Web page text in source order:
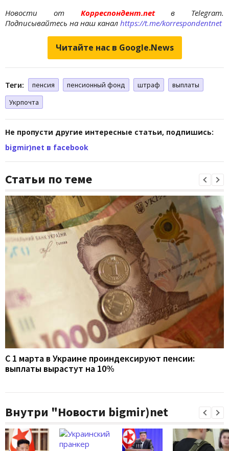
Новости отКорреспондент.netв Telegram.
Подписывайтесь на наш канал https://t.me/korrespondentnet
Читайте нас в Google.News
Теги: пенсия пенсионный фонд штраф
выплаты
Укрпочта
Не пропусти другие интересные статьи, подпишись:
bigmir)net в facebook
Статьи по теме
С 1 марта в Украине проиндексируют пенсии:
выплаты вырастут на 10%
Внутри "Новости bigmir)net